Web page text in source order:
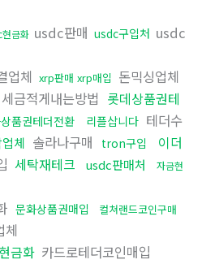
금화 usdc판매 usdc구입처 usdc
업체 xrp판매 xrp매입 돈믹싱업체
세금적게내는방법 롯데상품권테
품권테더전환 리플삽니다 테더수
체 솔라나구매 tron구입
이더
세탁재테크 usdc판매처
자금현
문화상품권매입
컬쳐랜드코인구매
체
금화 카드로테더코인매입